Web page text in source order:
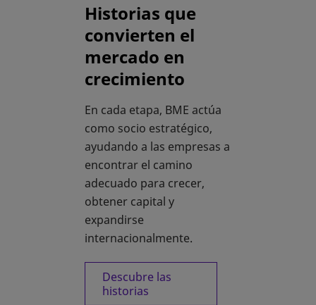
Historias que
convierten el
mercado en
crecimiento
En cada etapa, BME actúa
como socio estratégico,
ayudando a las empresas a
encontrar el camino
adecuado para crecer,
obtener capital y
expandirse
internacionalmente.
Descubre las
historias